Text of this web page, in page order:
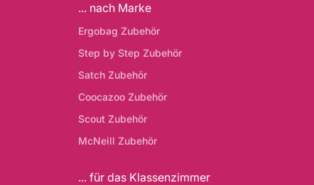
... nach Marke
Ergobag Zubehör
Step by Step Zubehör
Satch Zubehör
Coocazoo Zubehör
Scout Zubehör
McNeill Zubehör
... für das Klassenzimmer